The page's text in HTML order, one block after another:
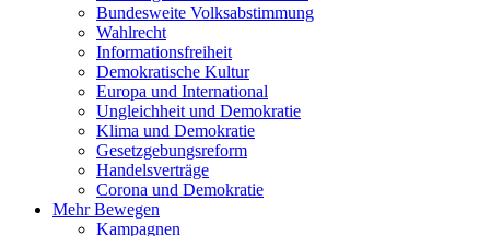
Bundesweite Volksabstimmung
Wahlrecht
Informationsfreiheit
Demokratische Kultur
Europa und International
Ungleichheit und Demokratie
Klima und Demokratie
Gesetzgebungsreform
Handelsverträge
Corona und Demokratie
Mehr Bewegen
Kampagnen